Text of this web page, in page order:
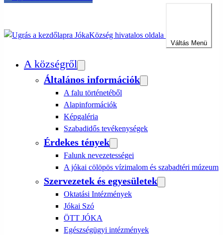
JókaKözség hivatalos oldala
Váltás Menü
A községről
Általános információk
A falu történetéből
Alapinformációk
Képgaléria
Szabadidős tevékenységek
Érdekes tények
Falunk nevezetességei
A jókai cölöpös vízimalom és szabadtéri múzeum
Szervezetek és egyesületek
Oktatási Intézmények
Jókai Szó
ÖTT JÓKA
Egészségügyi intézmények